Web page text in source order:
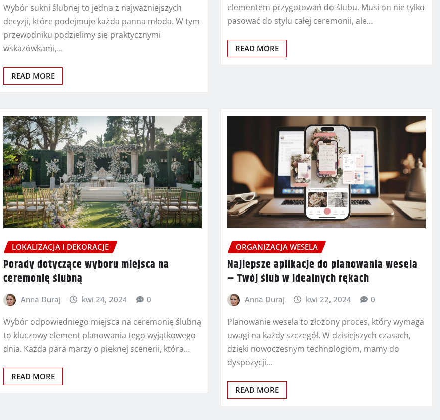
Wybór sukni ślubnej to jedna z najważniejszych
decyzji, które podejmuje każda panna młoda. W tym
przewodniku podzielimy się praktycznymi
wskazówkami,…
READ MORE
elementem przygotowań do ślubu. Musi on nie tylko
pasować do stylu całej ceremonii, ale…
READ MORE
LOKALIZACJA I DEKORACJE
Porady dotyczące wyboru miejsca na
ceremonię ślubną
Anna Duraj kwi 24, 2024 0
Wybór odpowiedniego miejsca na ceremonię ślubną
to kluczowy element planowania tego wyjątkowego
dnia. Każda para marzy o pięknej scenerii, która…
READ MORE
ORGANIZACJA WESELA
Najlepsze aplikacje do planowania wesela
– Twój ślub w idealnych rękach
Anna Duraj kwi 22, 2024 0
Planowanie wesela to złożony proces, który wymaga
uwagi na każdy szczegół. W dzisiejszych czasach,
dzięki nowoczesnym technologiom, mamy do
dyspozycji…
READ MORE